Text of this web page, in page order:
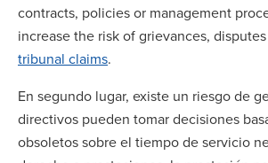
contracts, policies or management
increase the risk of grievances,
tribunal claims.
En segundo lugar, existe un riesgo de
directivos pueden tomar decisiones
obsoletos sobre el tiempo de servicio